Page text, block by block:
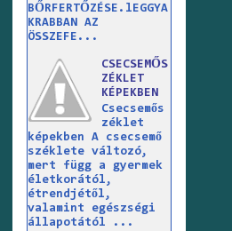
BŐRFERTŐZÉSE.lEGGYA
KRABBAN AZ
ÖSSZEFE...
CSECSEMŐS
ZÉKLET
KÉPEKBEN
Csecsemős
zéklet
képekben A csecsemő
széklete változó,
mert függ a gyermek
életkorától,
étrendjétől,
valamint egészségi
állapotától ...